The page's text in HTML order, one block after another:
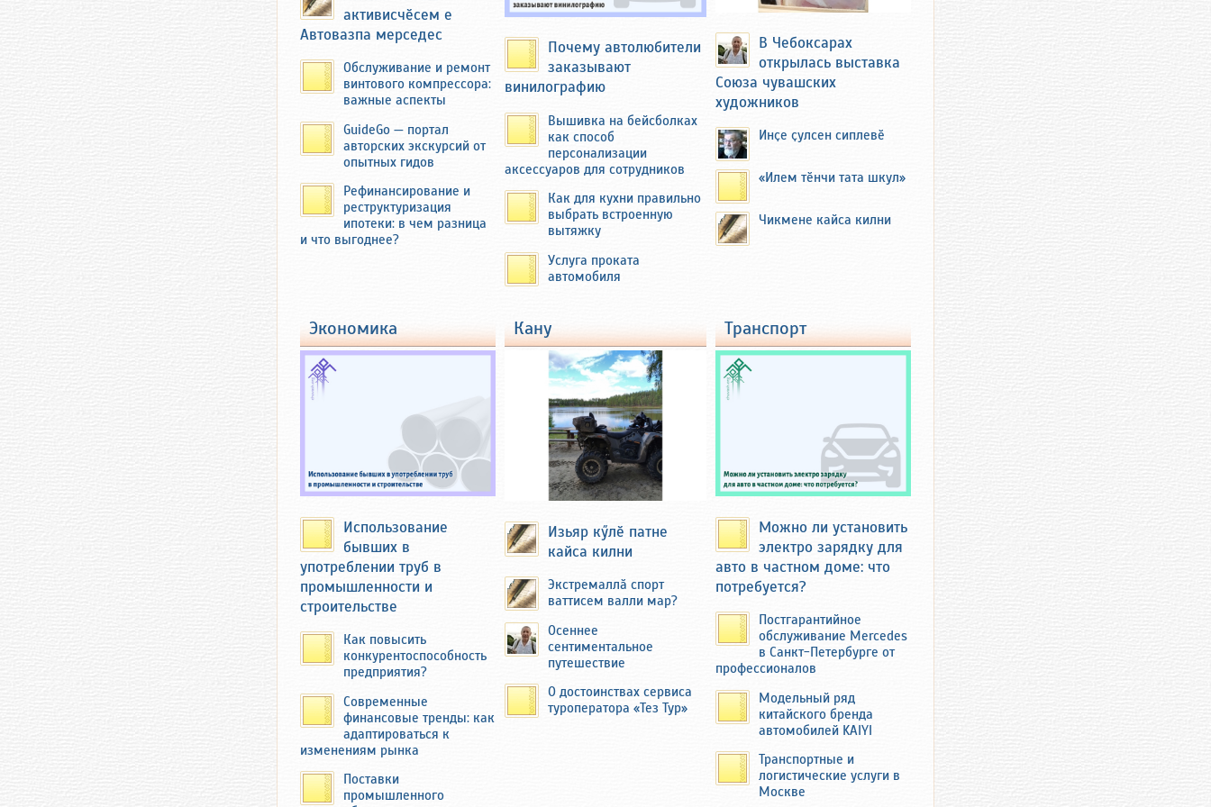
В 2019 году автор этих строк побывал там и осмотрел бывшую
усадьбу Федоровых с большим огородом около 40 соток. Там
семья выращивала картофель и ранние зелень и овощи на
продажу на базаре в Чебоксарах и Новочебоксарске.
речкой Кукшум.
Николай Фёдоров вспоминал, как он иногда, помогая отцу, сам
продавал овощи на базаре Чебоксар.
Миснеры — деревня небольшая. Федоров учился в средней
школе в соседней деревне Толиково, куда ходил пешком в
любую погоду.
активисчӗсем е
Автовазпа мерседес
Обслуживание и ремонт
винтового компрессора:
важные аспекты
GuideGo — портал
авторских экскурсий от
опытных гидов
Рефинансирование и
реструктуризация
ипотеки: в чем разница
и что выгоднее?
Почему автолюбители
заказывают
винилографию
Вышивка на бейсболках
как способ
персонализации
аксессуаров для сотрудников
Как для кухни правильно
выбрать встроенную
вытяжку
Услуга проката
автомобиля
В Чебоксарах
открылась выставка
Союза чувашских
художников
Инҫе ҫулсен сиплевӗ
«Илем тӗнчи тата шкул»
Чикмене кайса килни
экономика
Использование
бывших в
употреблении труб в
промышленности и
строительстве
Как повысить
конкурентоспособность
предприятия?
Современные
финансовые тренды: как
адаптироваться к
изменениям рынка
Поставки
промышленного
кану
Изьяр кӳлӗ патне
кайса килни
Экстремаллӑ спорт
ваттисем валли мар?
Осеннее
сентиментальное
путешествие
О достоинствах сервиса
туроператора «Тез Тур»
транспорт
Можно ли установить
электро зарядку для
авто в частном доме: что
потребуется?
Постгарантийное
обслуживание Mercedes
в Санкт-Петербурге от
профессионалов
Модельный ряд
китайского бренда
автомобилей KAIYI
Транспортные и
логистические услуги в
Москве